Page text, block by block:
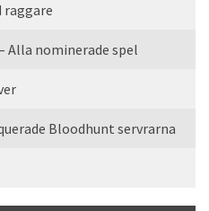
raggare
Alla nominerade spel
Bloodhunt servrarna